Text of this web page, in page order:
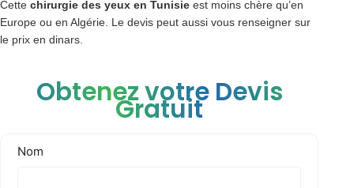
Cette chirurgie des yeux en Tunisie est moins chère qu’en
Europe ou en Algérie. Le devis peut aussi vous renseigner sur
le prix en dinars.
Obtenez votre Devis
Gratuit